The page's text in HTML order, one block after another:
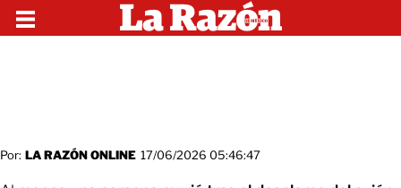
Por: LA RAZÓN ONLINE 17/06/2026 05:46:47